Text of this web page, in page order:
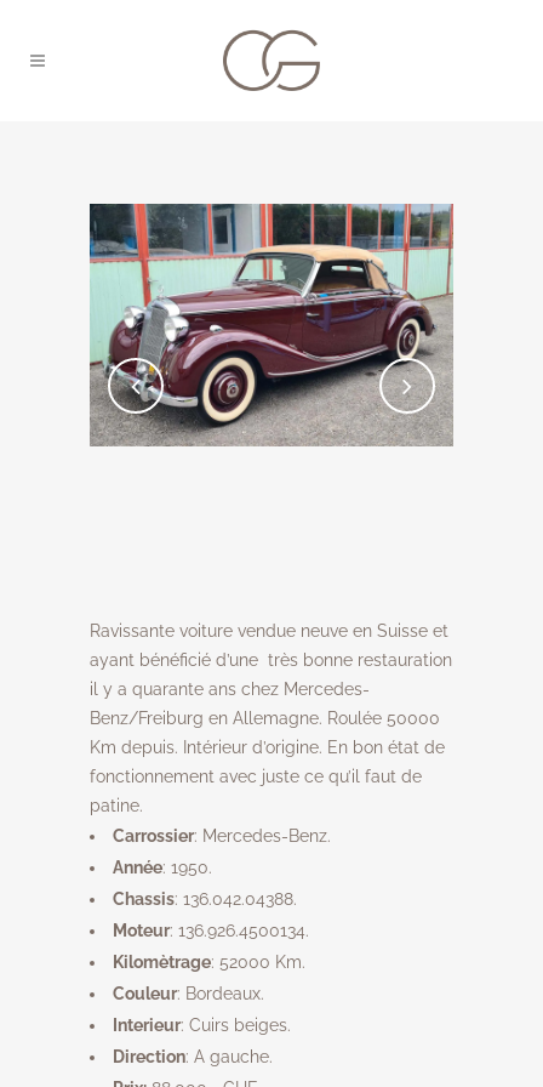
Ravissante voiture vendue neuve en Suisse et
ayant bénéficié d’une très bonne restauration
il y a quarante ans chez Mercedes-
Benz/Freiburg en Allemagne. Roulée 50000
Km depuis. Intérieur d’origine. En bon état de
fonctionnement avec juste ce qu’il faut de
patine.
Carrossier: Mercedes-Benz.
Année: 1950.
Chassis: 136.042.04388.
Moteur: 136.926.4500134.
Kilomètrage: 52000 Km.
Couleur: Bordeaux.
Interieur: Cuirs beiges.
Direction: A gauche.